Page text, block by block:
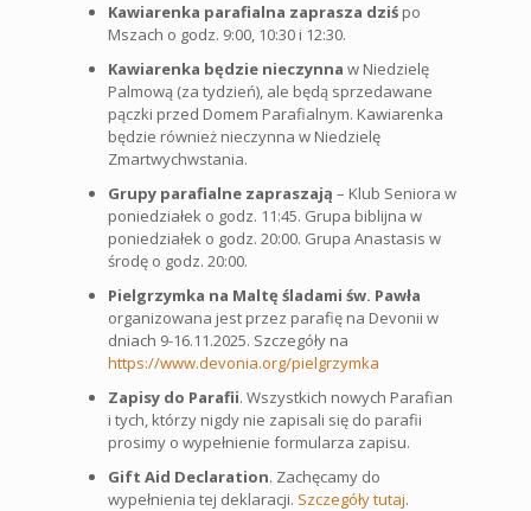
Kawiarenka parafialna zaprasza dziś po
Mszach o godz. 9:00, 10:30 i 12:30.
Kawiarenka będzie nieczynna w Niedzielę
Palmową (za tydzień), ale będą sprzedawane
pączki przed Domem Parafialnym. Kawiarenka
będzie również nieczynna w Niedzielę
Zmartwychwstania.
Grupy parafialne zapraszają – Klub Seniora w
poniedziałek o godz. 11:45. Grupa biblijna w
poniedziałek o godz. 20:00. Grupa Anastasis w
środę o godz. 20:00.
Pielgrzymka na Maltę śladami św. Pawła
organizowana jest przez parafię na Devonii w
dniach 9-16.11.2025. Szczegóły na
https://www.devonia.org/pielgrzymka
Zapisy do Parafii. Wszystkich nowych Parafian
i tych, którzy nigdy nie zapisali się do parafii
prosimy o wypełnienie formularza zapisu.
Gift Aid Declaration. Zachęcamy do
wypełnienia tej deklaracji. Szczegóły tutaj.